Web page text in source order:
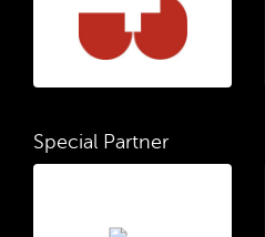
Special Partner